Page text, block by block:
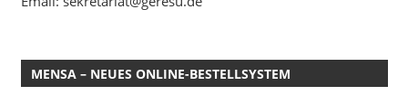
MENSA – NEUES ONLINE-BESTELLSYSTEM